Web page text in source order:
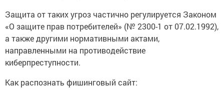
Защита от таких угроз частично регулируется Законом
«О защите прав потребителей» (№ 2300-1 от 07.02.1992),
а также другими нормативными актами,
направленными на противодействие
киберпреступности.
Как распознать фишинговый сайт: